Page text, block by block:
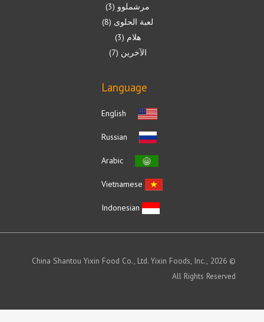
مرشملوو 3
لعبة الحلوى 8
هلام 3
الآخرين 7
Language
Russian
Arabic
Vietnamese
Indonesian
© 2026 China Shantou Yixin Food Co., Ltd. Yixin Foods, Inc.,
All Rights Reserved